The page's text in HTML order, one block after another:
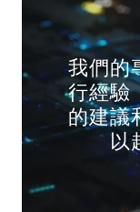
我們的
行經驗
的建議
以